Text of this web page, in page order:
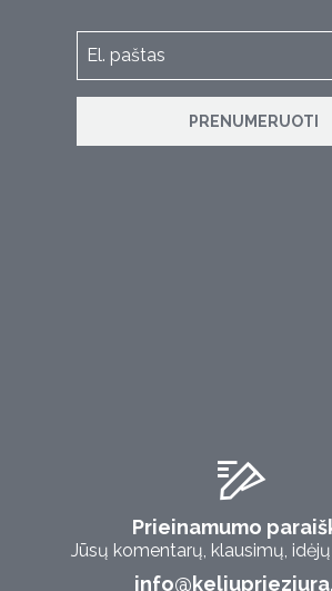
PRENUMERUOTI
Prieinamumo
Jūsų komentarų, klausimų,